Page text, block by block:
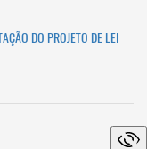
DO PROJETO DE LEI